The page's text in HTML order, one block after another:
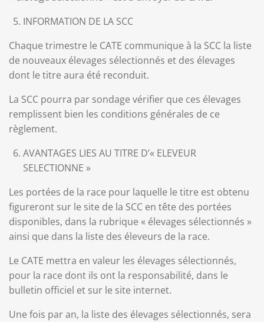
INFORMATION DE LA SCC
Chaque trimestre le CATE communique à la SCC la liste
de nouveaux élevages sélectionnés et des élevages
dont le titre aura été reconduit.
La SCC pourra par sondage vérifier que ces élevages
remplissent bien les conditions générales de ce
règlement.
AVANTAGES LIES AU TITRE D’« ELEVEUR
SELECTIONNE »
Les portées de la race pour laquelle le titre est obtenu
figureront sur le site de la SCC en tête des portées
disponibles, dans la rubrique « élevages sélectionnés »
ainsi que dans la liste des éleveurs de la race.
Le CATE mettra en valeur les élevages sélectionnés,
pour la race dont ils ont la responsabilité, dans le
bulletin officiel et sur le site internet.
Une fois par an, la liste des élevages sélectionnés, sera